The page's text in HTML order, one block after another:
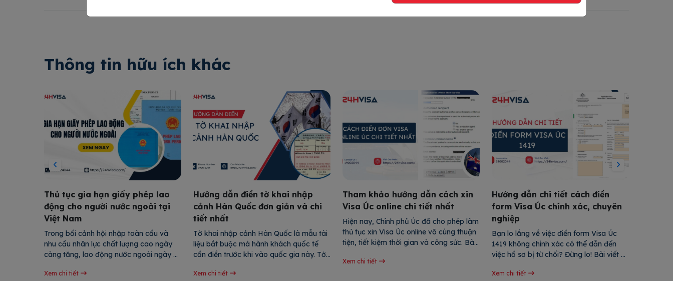
Thông tin hữu ích khác
Thủ tục gia hạn giấy phép lao
động cho người nước ngoài tại
Việt Nam
Trong bối cảnh hội nhập toàn cầu và
nhu cầu nhân lực chất lượng cao ngày
càng tăng, lao động nước ngoài ngày
lao động là tài liệu quan trọng cho phép
Xem chi tiết
Hướng dẫn điền tờ khai nhập
cảnh Hàn Quốc đơn giản và chi
tiết nhất
Tờ khai nhập cảnh Hàn Quốc là mẫu tài
liệu bắt buộc mà hành khách quốc tế
cần điền trước khi vào quốc gia này. Tờ
trọng liên quan đến cá nhân, lý do nhập
Xem chi tiết
Tham khảo hướng dẫn cách xin
Visa Úc online chi tiết nhất
Hiện nay, Chính phủ Úc đã cho phép làm
thủ tục xin Visa Úc online vô cùng thuận
tiện, tiết kiệm thời gian và công sức. Bài
theo từng bước, từ chuẩn bị hồ sơ đến
Xem chi tiết
Hướng dẫn chi tiết cách điền
form Visa Úc chính xác, chuyên
nghiệp
Bạn lo lắng về việc điền form Visa Úc
1419 không chính xác có thể dẫn đến
việc hồ sơ bị từ chối? Đừng lo! Bài viết
chi tiết cách điền đơn Visa Úc đúng
Xem chi tiết